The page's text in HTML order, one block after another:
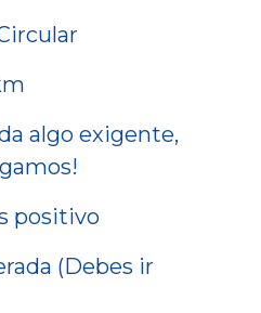
algo exigente,
positivo
(Debes ir